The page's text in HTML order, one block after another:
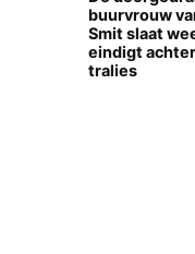
buurvrouw
Smit slaat
eindigt
tralies